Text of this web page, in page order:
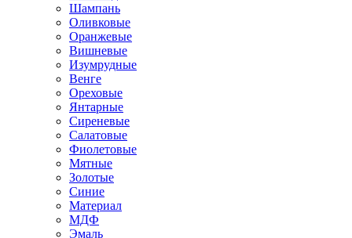
Шампань
Оливковые
Оранжевые
Вишневые
Изумрудные
Венге
Ореховые
Янтарные
Сиреневые
Салатовые
Фиолетовые
Мятные
Золотые
Синие
Материал
МДФ
Эмаль